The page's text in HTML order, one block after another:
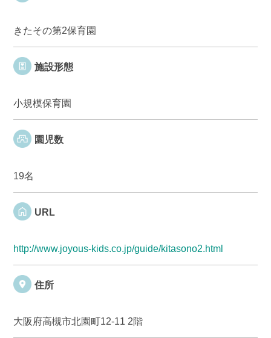
きたその第2保育園
施設形態
小規模保育園
園児数
19名
URL
http://www.joyous-kids.co.jp/guide/kitasono2.html
住所
大阪府高槻市北園町12-11 2階